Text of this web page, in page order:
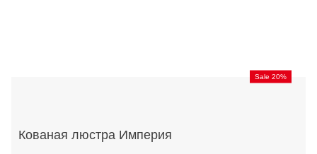
Sale 20%
Кованая люстра Империя